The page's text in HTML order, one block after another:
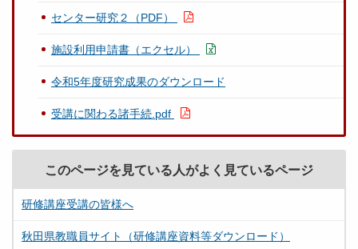
センター研究２（PDF）
施設利用申請書（エクセル）
令和5年度研究成果のダウンロード
受講に関わる諸手続.pdf
このページを見ている人がよく見ているページ
研修講座受講の皆様へ
秋田県教職員サイト（研修講座資料等ダウンロード）